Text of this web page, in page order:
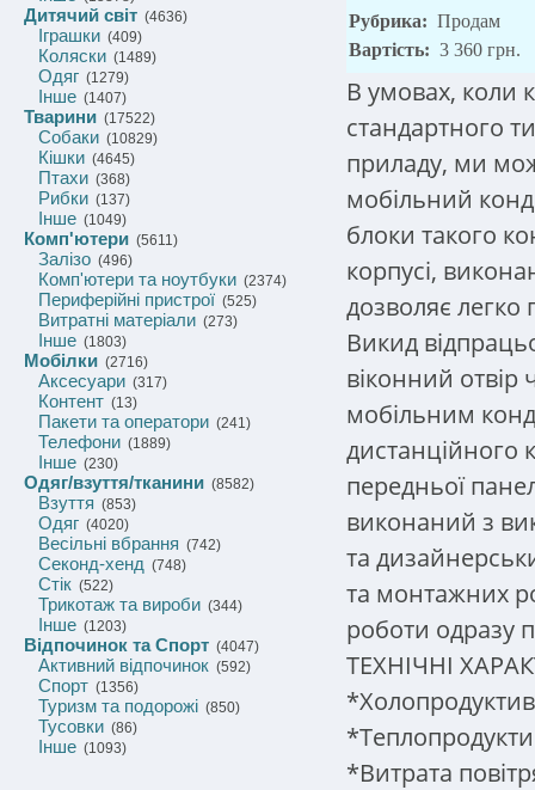
Дитячий світ (4636)
Іграшки (409)
Коляски (1489)
Одяг (1279)
Інше (1407)
Тварини (17522)
Собаки (10829)
Кішки (4645)
Птахи (368)
Рибки (137)
Інше (1049)
Комп'ютери (5611)
Залізо (496)
Комп'ютери та ноутбуки (2374)
Периферійні пристрої (525)
Витратні матеріали (273)
Інше (1803)
Мобілки (2716)
Аксесуари (317)
Контент (13)
Пакети та оператори (241)
Телефони (1889)
Інше (230)
Одяг/взуття/тканини (8582)
Взуття (853)
Одяг (4020)
Весільні вбрання (742)
Секонд-хенд (748)
Стік (522)
Трикотаж та вироби (344)
Інше (1203)
Відпочинок та Спорт (4047)
Активний відпочинок (592)
Спорт (1356)
Туризм та подорожі (850)
Тусовки (86)
Інше (1093)
Рубрика: Продам
Вартість: 3 360 грн.
В умовах, коли
стандартного
приладу, ми
мобільний
блоки такого
корпусі,
дозволяє легко
Викид
віконний отвір
мобільним
дистанційного
передньої
виконаний з
та
та монтажних
роботи одразу
ТЕХНІЧНІ
*Витрата